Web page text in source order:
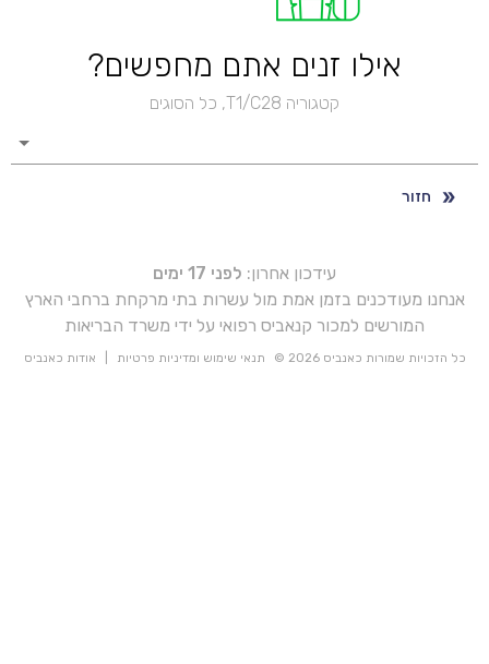
אילו זנים אתם מחפשים?
קטגוריה T1/C28, כל הסוגים
חזור
עידכון אחרון: לפני 17 ימים
אנחנו מעודכנים בזמן אמת מול עשרות בתי מרקחת ברחבי הארץ
המורשים למכור קנאביס רפואי על ידי משרד הבריאות
כל הזכויות שמורות כאנביס 2026 © תנאי שימוש ומדיניות פרטיות אודות כאנביס